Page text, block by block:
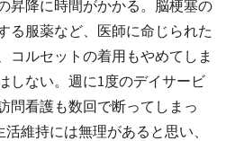
昇降に時間がかかる。脳梗塞の
る服薬など、医師に命じられた
コルセットの着用もやめてしま
しない。週に1度のデイサービ
問看護も数回で断ってしまっ
維持には無理があると思い、